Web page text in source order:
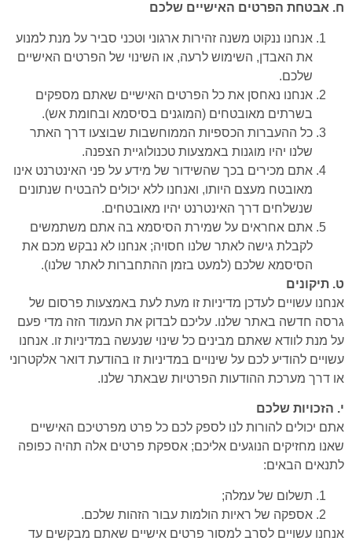
ח. אבטחת הפרטים האישיים שלכם
אנחנו ננקוט משנה זהירות ארגוני וטכני סביר על מנת למנוע
את האבדן, השימוש לרעה, או השינוי של הפרטים האישיים
שלכם.
אנחנו נאחסן את כל הפרטים האישיים שאתם מספקים
בשרתים מאובטחים (המוגנים בסיסמא ובחומת אש).
כל ההעברות הכספיות הממוחשבות שבוצעו דרך האתר
שלנו יהיו מוגנות באמצעות טכנולוגיית הצפנה.
אתם מכירים בכך שהשידור של מידע על פני האינטרנט אינו
מאובטח מעצם היותו, ואנחנו ללא יכולים להבטיח שנתונים
שנשלחים דרך האינטרנט יהיו מאובטחים.
אתם אחראים על שמירת הסיסמא בה אתם משתמשים
לקבלת גישה לאתר שלנו חסויה; אנחנו לא נבקש מכם את
הסיסמא שלכם (למעט בזמן ההתחברות לאתר שלנו).
ט. תיקונים
אנחנו עשויים לעדכן מדיניות זו מעת לעת באמצעות פרסום של
גרסה חדשה באתר שלנו. עליכם לבדוק את העמוד הזה מדי פעם
על מנת לוודא שאתם מבינים כל שינוי שנעשה במדיניות זו. אנחנו
עשויים להודיע לכם על שינויים במדיניות זו בהודעת דואר אלקטרוני
או דרך מערכת ההודעות הפרטיות שבאתר שלנו.
י. הזכויות שלכם
אתם יכולים להורות לנו לספק לכם כל פרט מפרטיכם האישיים
שאנו מחזיקים הנוגעים אליכם; אספקת פרטים אלה תהיה כפופה
לתנאים הבאים:
תשלום של עמלה;
אספקה של ראיות הולמות עבור הזהות שלכם.
אנחנו עשויים לסרב למסור פרטים אישיים שאתם מבקשים עד